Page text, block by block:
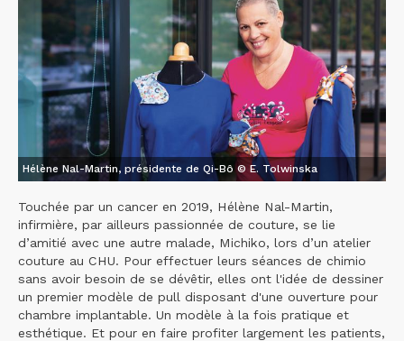
Hélène Nal-Martin, présidente de Qi-Bô © E. Tolwinska
Touchée par un cancer en 2019, Hélène Nal-Martin,
infirmière, par ailleurs passionnée de couture, se lie
d’amitié avec une autre malade, Michiko, lors d’un atelier
couture au CHU. Pour effectuer leurs séances de chimio
sans avoir besoin de se dévêtir, elles ont l'idée de dessiner
un premier modèle de pull disposant d'une ouverture pour
chambre implantable. Un modèle à la fois pratique et
esthétique. Et pour en faire profiter largement les patients,